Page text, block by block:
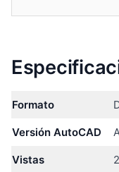
Formato
Versión AutoCAD
Vistas